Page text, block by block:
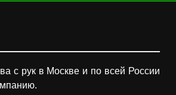
с рук в Москве и по всей России